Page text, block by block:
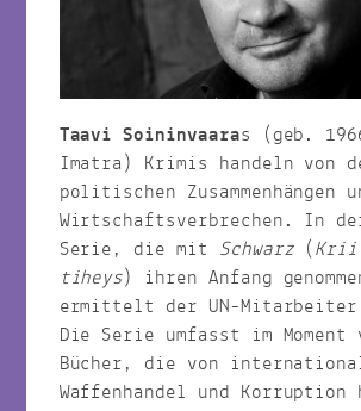
Taavi Soininvaaras (geb.
Imatra) Krimis handeln von
politischen Zusammenhängen
Wirtschaftsverbrechen. In
Serie, die mit Schwarz(
tiheys) ihren Anfang
ermittelt der UN-Mitarbeiter
Die Serie umfasst im
Bücher, die von
Waffenhandel und Korruption